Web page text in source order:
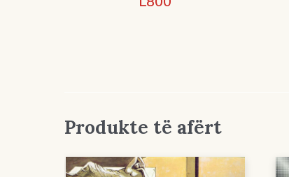
Produkte të afërt